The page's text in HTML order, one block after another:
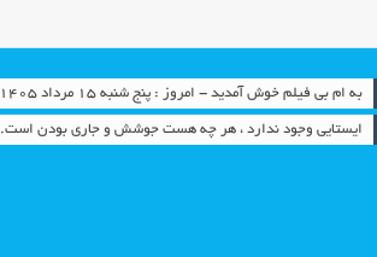
به ام بی فیلم خوش آمدید - امروز : پنج شنبه ۱۵ مرداد ۱۴۰۵
ایستایی وجود ندارد ، هر چه هست جوشش و جاری بودن است.